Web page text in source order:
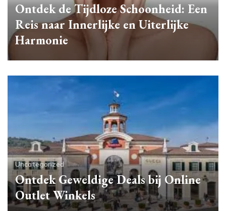
Ontdek de Tijdloze Schoonheid: Een
Reis naar Innerlijke en Uiterlijke
Harmonie
Uncategorized
Ontdek Geweldige Deals bij Online
Outlet Winkels